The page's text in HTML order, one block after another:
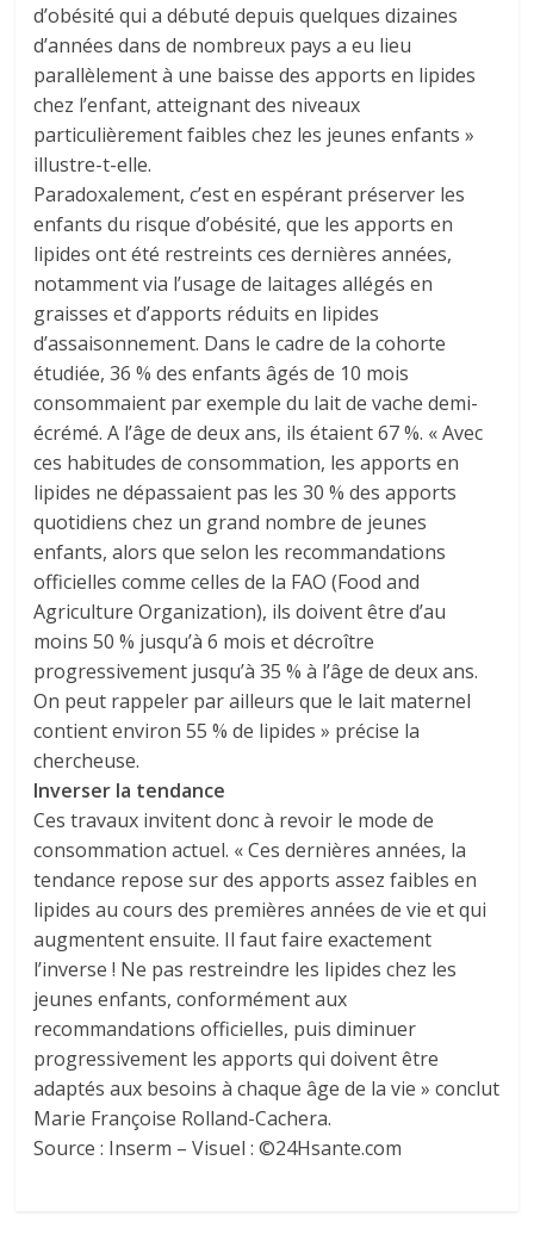
d’obésité qui a débuté depuis quelques dizaines
d’années dans de nombreux pays a eu lieu
parallèlement à une baisse des apports en lipides
chez l’enfant, atteignant des niveaux
particulièrement faibles chez les jeunes enfants »
illustre-t-elle.
Paradoxalement, c’est en espérant préserver les
enfants du risque d’obésité, que les apports en
lipides ont été restreints ces dernières années,
notamment via l’usage de laitages allégés en
graisses et d’apports réduits en lipides
d’assaisonnement. Dans le cadre de la cohorte
étudiée, 36 % des enfants âgés de 10 mois
consommaient par exemple du lait de vache demi-
écrémé. A l’âge de deux ans, ils étaient 67 %. « Avec
ces habitudes de consommation, les apports en
lipides ne dépassaient pas les 30 % des apports
quotidiens chez un grand nombre de jeunes
enfants, alors que selon les recommandations
officielles comme celles de la FAO (Food and
Agriculture Organization), ils doivent être d’au
moins 50 % jusqu’à 6 mois et décroître
progressivement jusqu’à 35 % à l’âge de deux ans.
On peut rappeler par ailleurs que le lait maternel
contient environ 55 % de lipides » précise la
chercheuse.
Inverser la tendance
Ces travaux invitent donc à revoir le mode de
consommation actuel. « Ces dernières années, la
tendance repose sur des apports assez faibles en
lipides au cours des premières années de vie et qui
augmentent ensuite. Il faut faire exactement
l’inverse ! Ne pas restreindre les lipides chez les
jeunes enfants, conformément aux
recommandations officielles, puis diminuer
progressivement les apports qui doivent être
adaptés aux besoins à chaque âge de la vie » conclut
Marie Françoise Rolland-Cachera.
Source : Inserm – Visuel : ©24Hsante.com